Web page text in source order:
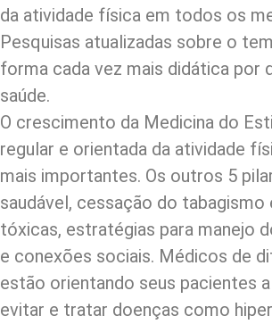
da atividade física em todos os
Pesquisas atualizadas sobre o
forma cada vez mais didática por
saúde.
O crescimento da Medicina do
regular e orientada da atividade
mais importantes. Os outros 5
saudável, cessação do
tóxicas, estratégias para manejo
e conexões sociais. Médicos de
estão orientando seus pacientes
evitar e tratar doenças como